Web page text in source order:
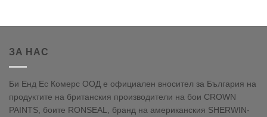
ЗА НАС
Би Енд Ес Комерс ООД е официален вносител за България на
продуктите на британския производители на бои CROWN
PAINTS, боите RONSEAL, бранд на американския SHERWIN-